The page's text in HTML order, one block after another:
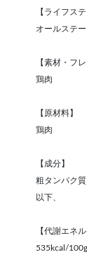
【ライフステ
オールステー
【素材・フ
鶏肉
【原材料】
鶏肉
【成分】
粗タンパク
以下、
【代謝エネル
535kcal/100g